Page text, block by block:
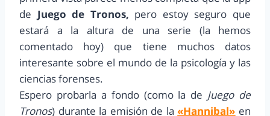
de Juego de Tronos, pero estoy seguro que
estará a la altura de una serie (la hemos
comentado hoy) que tiene muchos datos
interesante sobre el mundo de la psicología y las
ciencias forenses.
Espero probarla a fondo (como la de Juego de
Tronos) durante la emisión de la«Hannibal» en